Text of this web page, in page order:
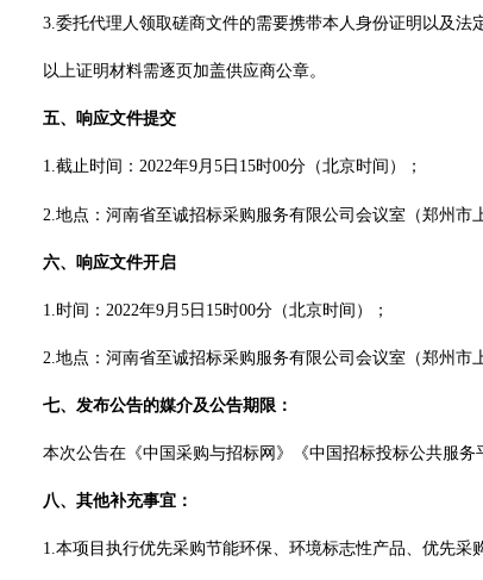
3.委托代理人领取磋商文件的需要携带本人身份证明以及
以上证明材料需逐页加盖供应商公章。
五、响应文件提交
1.截止时间： 2022年9月5日15时00分 （北京时间）；
2.地点：河南省至诚招标采购服务有限公司会议室（郑州市
六、响应文件开启
1.时间： 2022年9月5日15时00分 （北京时间）；
2.地点：河南省至诚招标采购服务有限公司会议室（郑州市
七、发布公告的媒介及公告期限：
本次公告在《中国采购与招标网》《中国招标投标公共服
八、其他补充事宜：
1.本项目执行优先采购节能环保、环境标志性产品、优先